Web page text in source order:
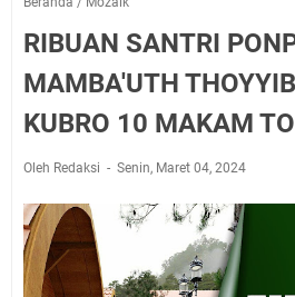
RIBUAN SANTRI
MAMBA'UTH
KUBRO 10 MAKAM
Oleh Redaksi Senin, Maret 04, 2024